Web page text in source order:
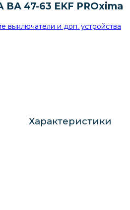
47-63 EKF PROxima
выключатели и доп. устройства
Характеристики